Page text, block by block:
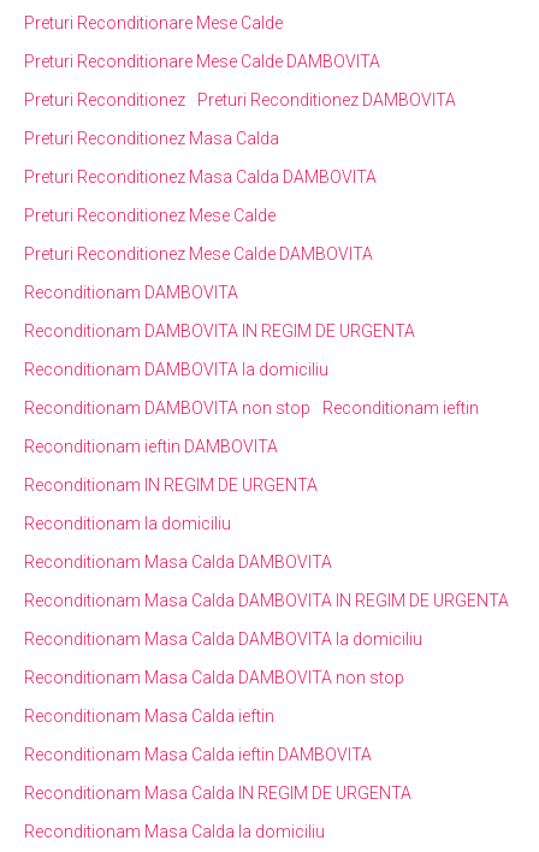
Preturi Reconditionare Mese Calde
Preturi Reconditionare Mese Calde DAMBOVITA
Preturi Reconditionez
Preturi Reconditionez DAMBOVITA
Preturi Reconditionez Masa Calda
Preturi Reconditionez Masa Calda DAMBOVITA
Preturi Reconditionez Mese Calde
Preturi Reconditionez Mese Calde DAMBOVITA
Reconditionam DAMBOVITA
Reconditionam DAMBOVITA IN REGIM DE URGENTA
Reconditionam DAMBOVITA la domiciliu
Reconditionam DAMBOVITA non stop
Reconditionam ieftin
Reconditionam ieftin DAMBOVITA
Reconditionam IN REGIM DE URGENTA
Reconditionam la domiciliu
Reconditionam Masa Calda DAMBOVITA
Reconditionam Masa Calda DAMBOVITA IN REGIM DE URGENTA
Reconditionam Masa Calda DAMBOVITA la domiciliu
Reconditionam Masa Calda DAMBOVITA non stop
Reconditionam Masa Calda ieftin
Reconditionam Masa Calda ieftin DAMBOVITA
Reconditionam Masa Calda IN REGIM DE URGENTA
Reconditionam Masa Calda la domiciliu